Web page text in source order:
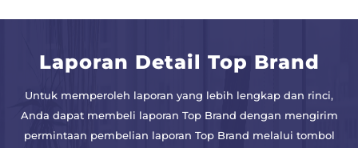
Laporan Detail Top Brand
Untuk memperoleh laporan yang lebih lengkap dan rinci,
Anda dapat membeli laporan Top Brand dengan mengirim
permintaan pembelian laporan Top Brand melalui tombol